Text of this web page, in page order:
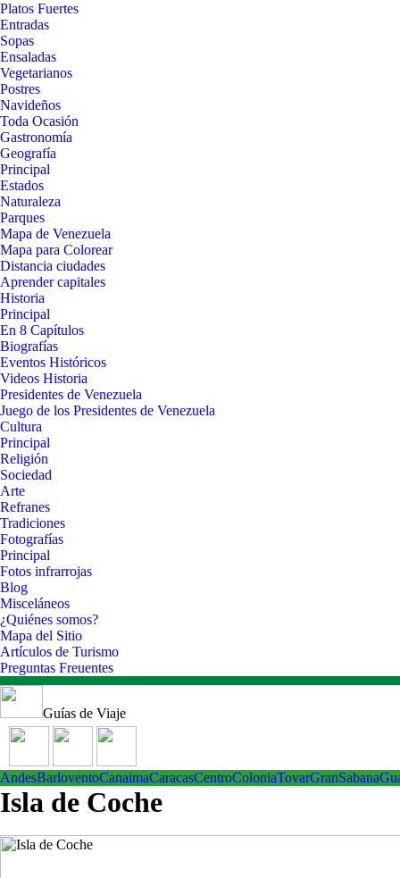
Platos Fuertes
Entradas
Sopas
Ensaladas
Vegetarianos
Postres
Navideños
Toda Ocasión
Gastronomía
Geografía
Principal
Estados
Naturaleza
Parques
Mapa de Venezuela
Mapa para Colorear
Distancia ciudades
Aprender capitales
Historia
Principal
En 8 Capítulos
Biografías
Eventos Históricos
Videos Historia
Presidentes de Venezuela
Juego de los Presidentes de Venezuela
Cultura
Principal
Religión
Sociedad
Arte
Refranes
Tradiciones
Fotografías
Principal
Fotos infrarrojas
Blog
Misceláneos
¿Quiénes somos?
Mapa del Sitio
Artículos de Turismo
Preguntas Freuentes
Guías de Viaje
AndesBarloventoCanaimaCaracasCentroColoniaTovarGranSabana
Isla de Coche